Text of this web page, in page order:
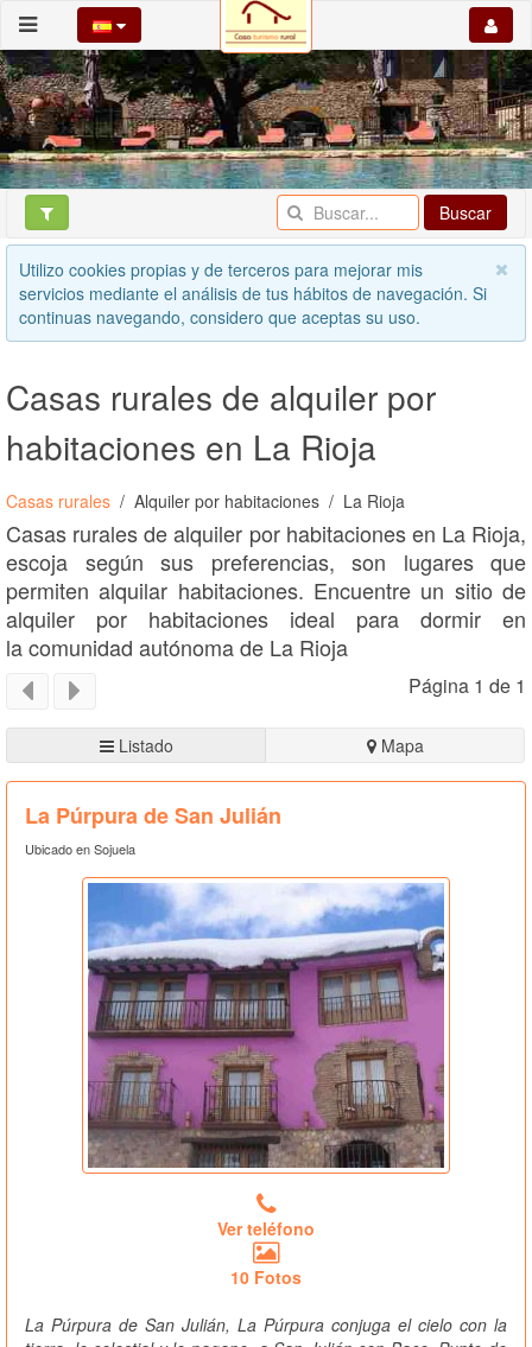
Buscar
Utilizo cookies propias y de terceros para mejorar mis
servicios mediante el análisis de tus hábitos de navegación. Si
continuas navegando, considero que aceptas su uso.
Casas rurales de alquiler por
habitaciones en La Rioja
Casas rurales Alquiler por habitaciones La Rioja
Casas rurales de alquiler por habitaciones en La Rioja,
escoja según sus preferencias, son lugares que
permiten alquilar habitaciones. Encuentre un sitio de
alquiler por habitaciones ideal para dormir en
la comunidad autónoma de La Rioja
Página 1 de 1
Listado Mapa
La Púrpura de San Julián
Ubicado en Sojuela
Ver teléfono
10 Fotos
La Púrpura de San Julián, La Púrpura conjuga el cielo con la